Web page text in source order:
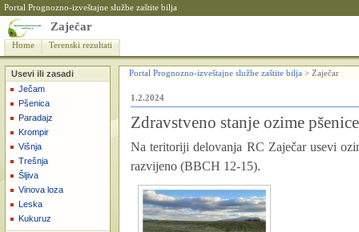
Portal Prognozno-izveštajne službe zaštite bilja
Zaječar
Home Terenski rezultati
Usevi ili zasadi
Ječam
Pšenica
Paradajz
Krompir
Višnja
Trešnja
Šljiva
Vinova loza
Leska
Kukuruz
Portal Prognozno-izveštajne službe zaštite bilja > Zaječar
1.2.2024
Zdravstveno stanje ozime
Na teritoriji delovanja RC Zaječar usevi
razvijeno (BBCH 12-15).